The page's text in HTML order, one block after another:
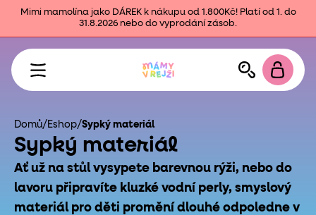
Mimi mamolína jako DÁREK k nákupu od 1.800Kč! Platí od 1. do
31.8.2026 nebo do vyprodání zásob.
Domů/ Eshop/Sypký materiál
Sypký materiál
Ať už na stůl vysypete barevnou rýži, nebo do
lavoru připravíte kluzké vodní perly, smyslový
materiál pro děti promění dlouhé odpoledne v